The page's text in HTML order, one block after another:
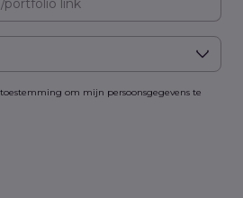
om mijn persoonsgegevens te